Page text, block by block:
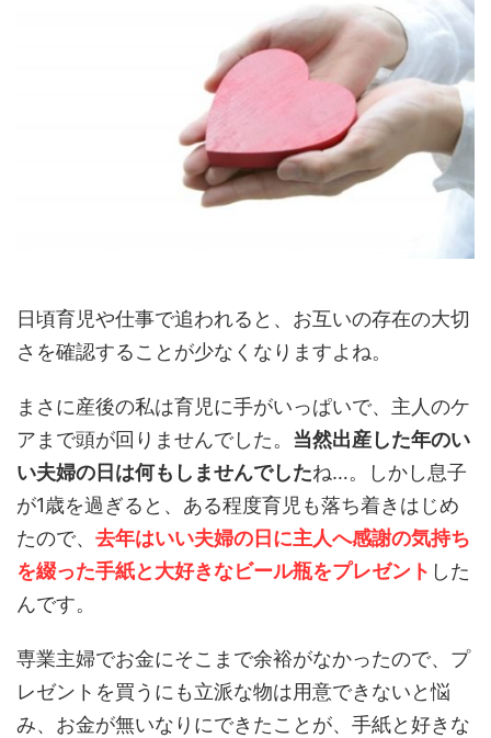
日頃育児や仕事で追われると、お互いの存在の大切
さを確認することが少なくなりますよね。
まさに産後の私は育児に手がいっぱいで、主人のケ
アまで頭が回りませんでした。 当然出産した年のい
い夫婦の日は何もしませんでしたね…。しかし息子
が1歳を過ぎると、ある程度育児も落ち着きはじめ
たので、 去年はいい夫婦の日に主人へ感謝の気持ち
を綴った手紙と大好きなビール瓶をプレゼント した
んです。
専業主婦でお金にそこまで余裕がなかったので、プ
レゼントを買うにも立派な物は用意できないと悩
み、お金が無いなりにできたことが、手紙と好きな